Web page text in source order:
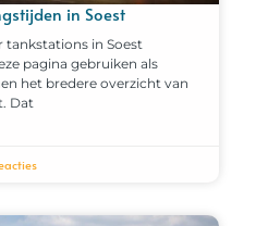
in Soest
tankstations in Soest
pagina gebruiken als
het bredere overzicht van
Dat